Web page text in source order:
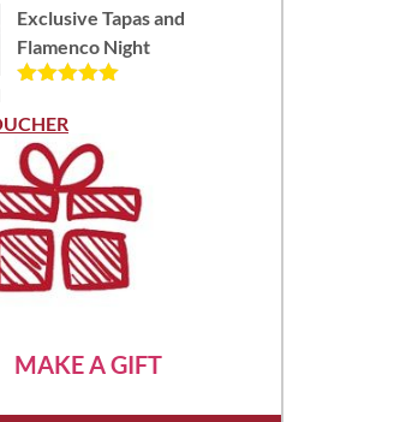
Exclusive Tapas and
Flamenco Night
of 5
MAKE A GIFT